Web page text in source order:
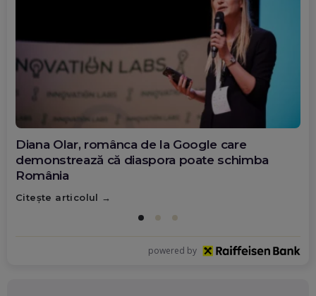
Diana Olar, românca de la Google care
demonstrează că diaspora poate schimba
România
Citește articolul
powered by